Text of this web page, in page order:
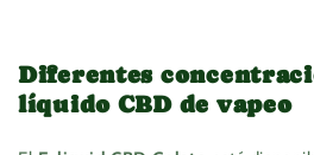
Diferentes
líquido CBD de vapeo